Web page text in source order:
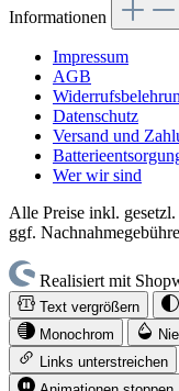
Informationen
Impressum
AGB
Datenschutz
Versand und
Wer wir sind
Alle Preise inkl.
ggf.
Realisiert mit
Text vergrößern
Monochrom
Links unterstreichen